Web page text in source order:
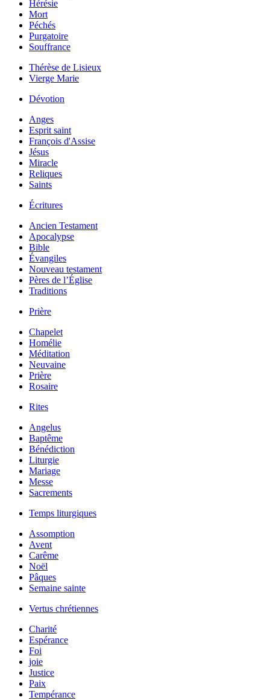
Hérésie
Mort
Péchés
Purgatoire
Souffrance
Thérèse de Lisieux
Vierge Marie
Dévotion
Anges
Esprit saint
François d'Assise
Jésus
Miracle
Reliques
Saints
Écritures
Ancien Testament
Apocalypse
Bible
Évangiles
Nouveau testament
Pères de l’Église
Traditions
Prière
Chapelet
Homélie
Méditation
Neuvaine
Prière
Rosaire
Rites
Angelus
Baptême
Bénédiction
Liturgie
Mariage
Messe
Sacrements
Temps liturgiques
Assomption
Avent
Carême
Noël
Pâques
Semaine sainte
Vertus chrétiennes
Charité
Espérance
Foi
joie
Justice
Paix
Tempérance